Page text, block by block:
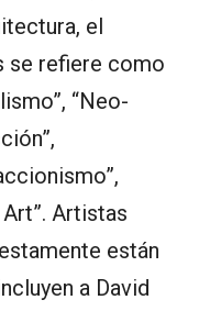
el
se refiere como
“Neo-
Artistas
están
a David